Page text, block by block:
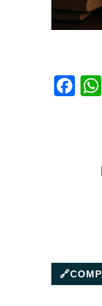
🔗